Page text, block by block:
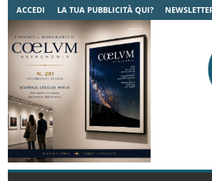
ACCEDI LA TUA PUBBLICITÀ QUI?
C